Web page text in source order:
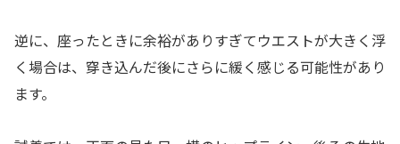
逆に、座ったときに余裕がありすぎてウエストが大きく浮
く場合は、穿き込んだ後にさらに緩く感じる可能性があり
ます。